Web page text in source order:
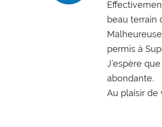
beau terrain
permis à
J’espère
abondante.
Au plaisir de